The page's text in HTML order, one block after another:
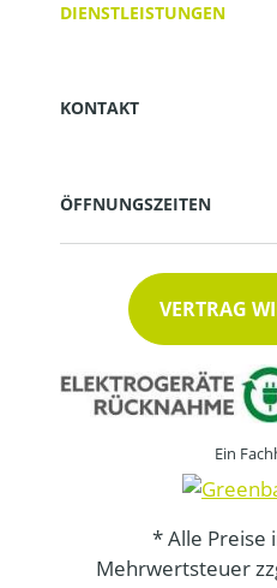
DIENSTLEISTUNGEN
KONTAKT
ÖFFNUNGSZEITEN
VERTRAG
Ein
* Alle Preise
Mehrwertsteuer